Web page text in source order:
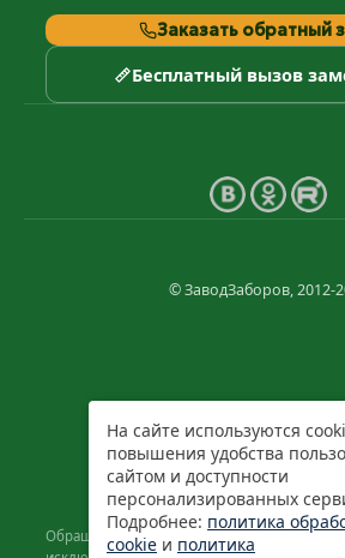
На сайте используются
повышения удобства
сайтом и доступности
персонализированных
Подробнее: политика
cookie и политика
Заказать обратный
Бесплатный вызов
© ЗаводЗаборов, 2012-
Обращаем ваше внимание на то, что